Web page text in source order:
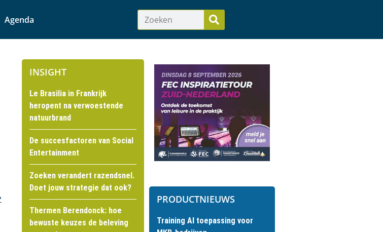
Agenda
INSIGHT
Le Brasilia in Frankrijk
heropent na verwoestende
natuurbrand
De succesfactoren van Social
Entertainment
Zoeken verandert razendsnel.
Doet jouw strategie dat ook?
Thermen Berendonck: hoe
bewuste keuzes de beleving
PRODUCTNIEUWS
Training AI toepassing voor